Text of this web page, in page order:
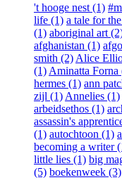
't hooge nest (1)
life (1) a tale for
(1) aboriginal art
afghanistan (1)
smith (2) Alice
(1) Aminatta Forna
hermes (1) ann
zijl (1) Annelies (1)
arbeidsethos (1)
assassin's
(1) autochtoon (1)
becoming a writer
little lies (1) big
(5) boekenweek (3)